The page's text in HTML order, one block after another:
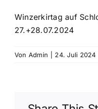
Winzerkirtag auf
27.+28.07.2024
Von Admin 24. Juli 2024